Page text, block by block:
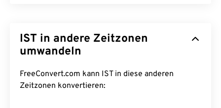
IST in andere Zeitzonen
umwandeln
FreeConvert.com kann IST in diese anderen
Zeitzonen konvertieren: